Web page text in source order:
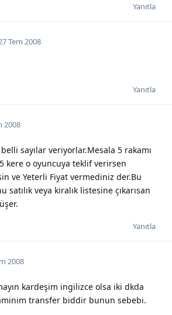
Yanıtla
Tem 2008
Yanıtla
2008
sayılar veriyorlar.Mesala 5 rakamı
kere o oyuncuya teklif verirsen
ve Yeterli Fiyat vermediniz der.Bu
veya kiralık listesine çıkarısan
Yanıtla
2008
kardeşim ingilizce olsa iki dkda
transfer biddir bunun sebebi.